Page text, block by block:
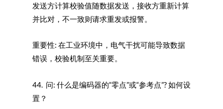
发送方计算校验值随数据发送，接收方重新计算
并比对，不一致则请求重发或报警。
重要性: 在工业环境中，电气干扰可能导致数据
错误，校验机制至关重要。
44. 问: 什么是编码器的“零点”或“参考点”? 如何设
置？